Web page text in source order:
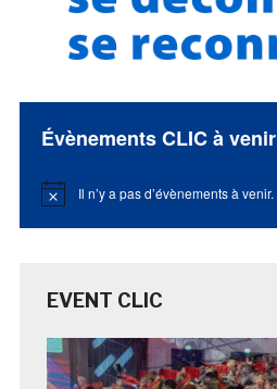
Évènements CLIC à venir
Notice Il n’y a pas d’évènements à venir.
EVENT CLIC